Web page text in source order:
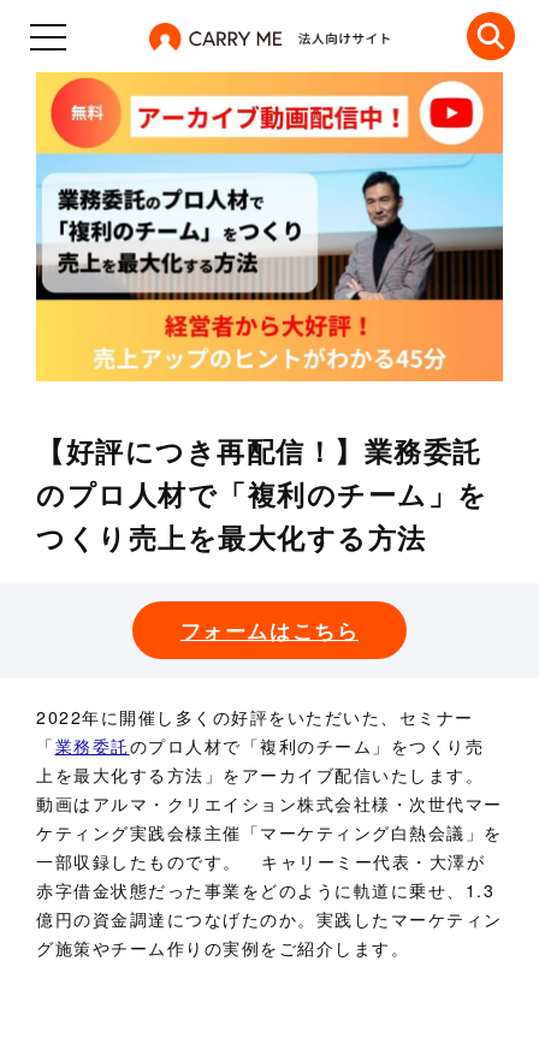
【好評につき再配信！】業務委託
のプロ人材で「複利のチーム」を
つくり売上を最大化する方法
フォームはこちら
2022年に開催し多くの好評をいただいた、セミナー
「業務委託のプロ人材で「複利のチーム」をつくり売
上を最大化する方法」をアーカイブ配信いたします。
動画はアルマ・クリエイション株式会社様・次世代マー
ケティング実践会様主催「マーケティング白熱会議」を
一部収録したものです。 キャリーミー代表・大澤が
赤字借金状態だった事業をどのように軌道に乗せ、1.3
億円の資金調達につなげたのか。実践したマーケティン
グ施策やチーム作りの実例をご紹介します。